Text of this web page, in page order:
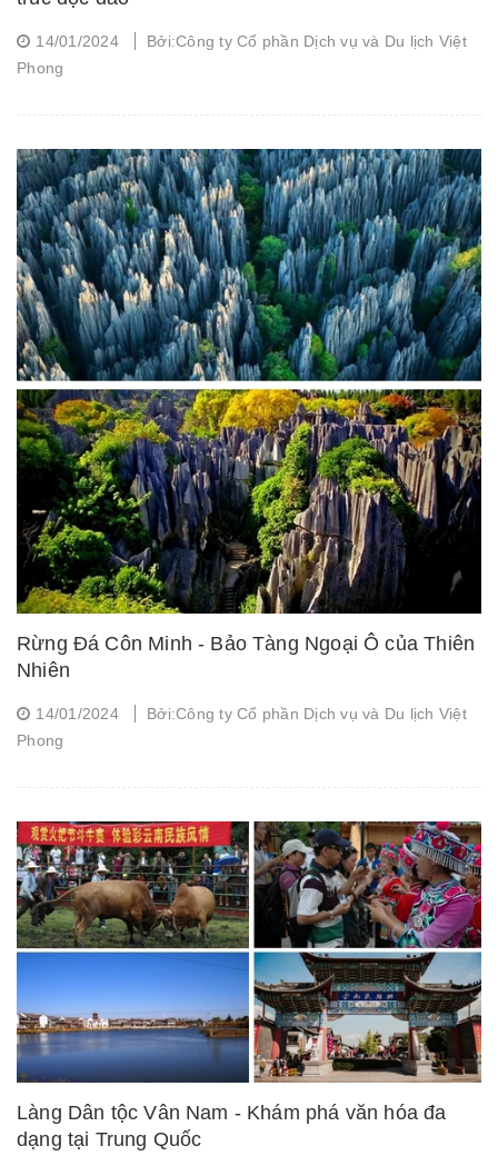
14/01/2024
Bởi:Công ty Cổ phần Dịch vụ và Du lịch Việt
Phong
Rừng Đá Côn Minh - Bảo Tàng Ngoại Ô của Thiên
Nhiên
14/01/2024
Bởi:Công ty Cổ phần Dịch vụ và Du lịch Việt
Phong
Làng Dân tộc Vân Nam - Khám phá văn hóa đa
dạng tại Trung Quốc